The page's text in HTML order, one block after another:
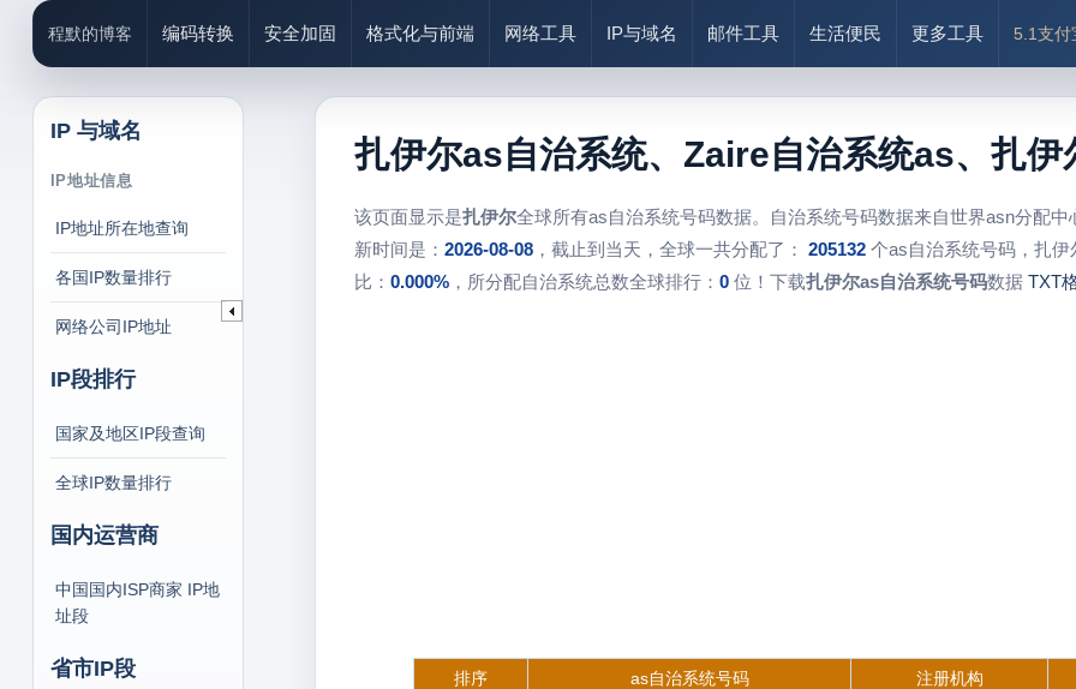
程默的博客 编码转换 安全加固 格式化与前端 网络工具 IP与域名 邮件工具 生活便民 更多工具 5.1支付
IP 与域名
IP地址信息
IP地址所在地查询
各国IP数量排行
网络公司IP地址
IP段排行
国家及地区IP段查询
全球IP数量排行
国内运营商
中国国内ISP商家 IP地
址段
省市IP段
扎伊尔as自治系统、Zaire自治系统as、扎伊
该页面显示是扎伊尔全球所有as自治系统号码数据。自治系统号码数据来自世界asn分配
新时间是： 2026-08-08，截止到当天，全球一共分配了： 205132个as自治系统号码，扎伊
比： 0.000%，所分配自治系统总数全球排行： 0位！下载扎伊尔as自治系统号码数据 TXT
排序 as自治系统号码 注册机构